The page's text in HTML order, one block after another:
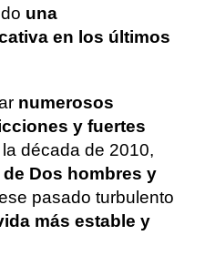
una
en los últimos
numerosos
y fuertes
década de 2010,
Dos hombres y
pasado turbulento
más estable y